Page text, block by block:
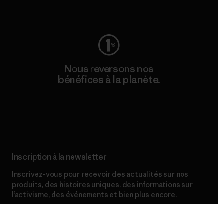
Nous reversons nos
bénéfices à la planète.
Inscription à la newsletter
Inscrivez-vous pour recevoir des actualités sur nos
produits, des histoires uniques, des informations sur
l’activisme, des événements et bien plus encore.